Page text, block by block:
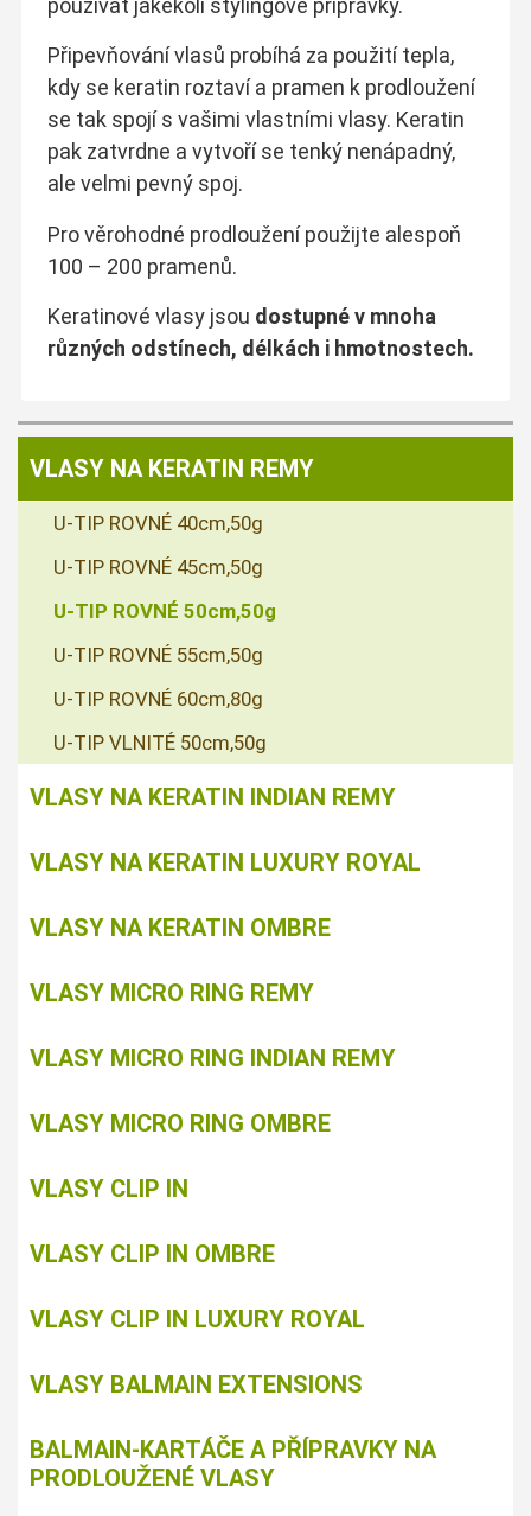
používat jakékoli stylingové přípravky.
Připevňování vlasů probíhá za použití tepla,
kdy se keratin roztaví a pramen k prodloužení
se tak spojí s vašimi vlastními vlasy. Keratin
pak zatvrdne a vytvoří se tenký nenápadný,
ale velmi pevný spoj.
Pro věrohodné prodloužení použijte alespoň
100 – 200 pramenů.
Keratinové vlasy jsou dostupné v mnoha
různých odstínech, délkách i hmotnostech.
VLASY NA KERATIN REMY
U-TIP ROVNÉ 40cm,50g
U-TIP ROVNÉ 45cm,50g
U-TIP ROVNÉ 50cm,50g
U-TIP ROVNÉ 55cm,50g
U-TIP ROVNÉ 60cm,80g
U-TIP VLNITÉ 50cm,50g
VLASY NA KERATIN INDIAN REMY
VLASY NA KERATIN LUXURY ROYAL
VLASY NA KERATIN OMBRE
VLASY MICRO RING REMY
VLASY MICRO RING INDIAN REMY
VLASY MICRO RING OMBRE
VLASY CLIP IN
VLASY CLIP IN OMBRE
VLASY CLIP IN LUXURY ROYAL
VLASY BALMAIN EXTENSIONS
BALMAIN-KARTÁČE A PŘÍPRAVKY NA
PRODLOUŽENÉ VLASY